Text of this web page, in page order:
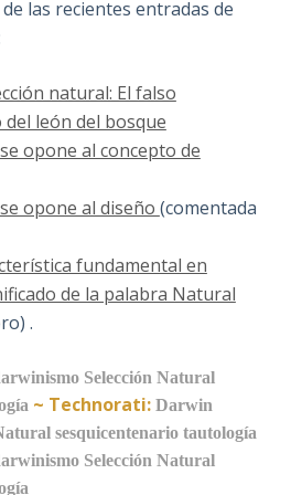
las recientes entradas de
natural: El falso
león del bosque
opone al concepto de
opone al diseño (comentada
fundamental en
de la palabra Natural
.
Selección Natural
~ Technorati: Darwin
sesquicentenario tautología
Selección Natural